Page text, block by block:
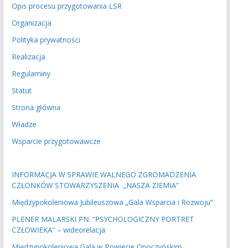
Opis procesu przygotowania LSR
Organizacja
Polityka prywatności
Realizacja
Regulaminy
Statut
Strona główna
Władze
Wsparcie przygotowawcze
INFORMACJA W SPRAWIE WALNEGO ZGROMADZENIA
CZŁONKÓW STOWARZYSZENIA „NASZA ZIEMIA”
Międzypokoleniowa Jubileuszowa „Gala Wsparcia i Rozwoju”
PLENER MALARSKI PN. “PSYCHOLOGICZNY PORTRET
CZŁOWIEKA” – wideorelacja